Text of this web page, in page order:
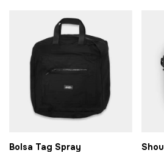
Bolsa Tag Spray